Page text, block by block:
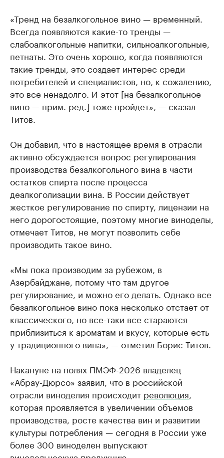
«Тренд на безалкогольное вино — временный.
Всегда появляются какие-то тренды —
слабоалкогольные напитки, сильноалкогольные,
петнаты. Это очень хорошо, когда появляются
такие тренды, это создает интерес среди
потребителей и специалистов, но, к сожалению,
это все ненадолго. И этот [на безалкогольное
вино — прим. ред.] тоже пройдет», — сказал
Титов.
Он добавил, что в настоящее время в отрасли
активно обсуждается вопрос регулирования
производства безалкогольного вина в части
остатков спирта после процесса
деалкоголизации вина. В России действует
жесткое регулирование по спирту, лицензии на
него дорогостоящие, поэтому многие виноделы,
отмечает Титов, не могут позволить себе
производить такое вино.
«Мы пока производим за рубежом, в
Азербайджане, потому что там другое
регулирование, и можно его делать. Однако все
безалкогольное вино пока несколько отстает от
классического, но все-таки все стараются
приблизиться к ароматам и вкусу, которые есть
у традиционного вина», — отметил Борис Титов.
Накануне на полях ПМЭФ-2026 владелец
«Абрау-Дюрсо» заявил, что в российской
отрасли виноделия происходит революция
которая проявляется в увеличении объемов
производства, росте качества вин и развитии
культуры потребления — сегодня в России уже
более 300 виноделен выпускают